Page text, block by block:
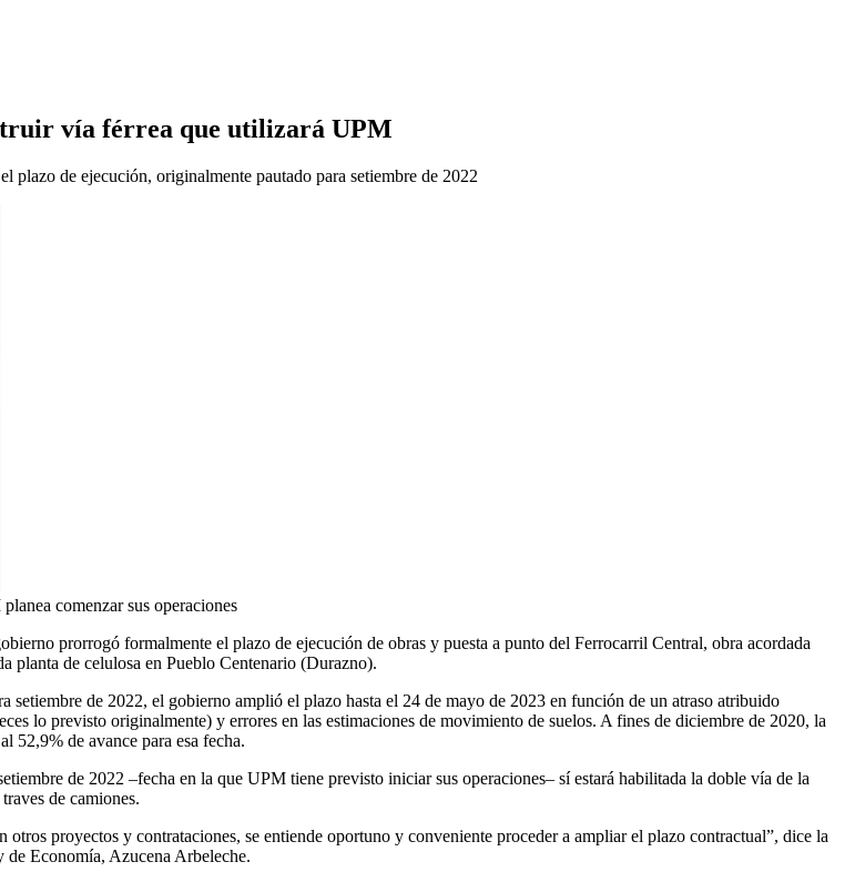
vía férrea que utilizará UPM
plazo de ejecución, originalmente pautado para setiembre de 2022
comenzar sus operaciones
prorrogó formalmente el plazo de ejecución de obras y puesta a punto del Ferrocarril Central, obra acordada
planta de celulosa en Pueblo Centenario (Durazno).
setiembre de 2022, el gobierno amplió el plazo hasta el 24 de mayo de 2023 en función de un atraso atribuido
lo previsto originalmente) y errores en las estimaciones de movimiento de suelos. A fines de diciembre de 2020, la
52,9% de avance para esa fecha.
de 2022 –fecha en la que UPM tiene previsto iniciar sus operaciones– sí estará habilitada la doble vía de la
de camiones.
proyectos y contrataciones, se entiende oportuno y conveniente proceder a ampliar el plazo contractual”, dice la
Economía, Azucena Arbeleche.